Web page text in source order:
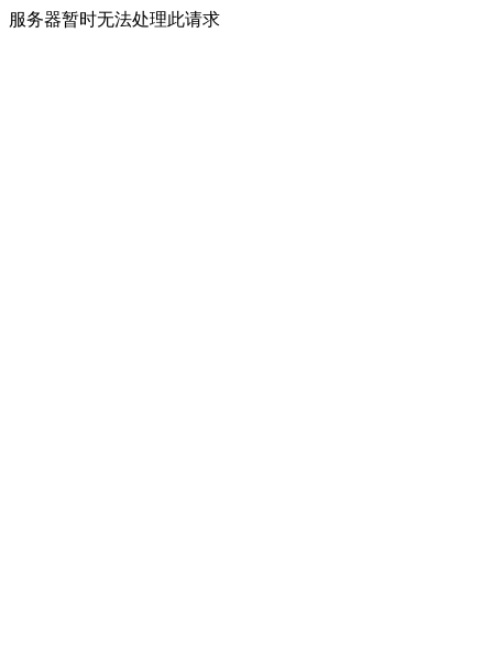
服务器暂时无法处理此请求